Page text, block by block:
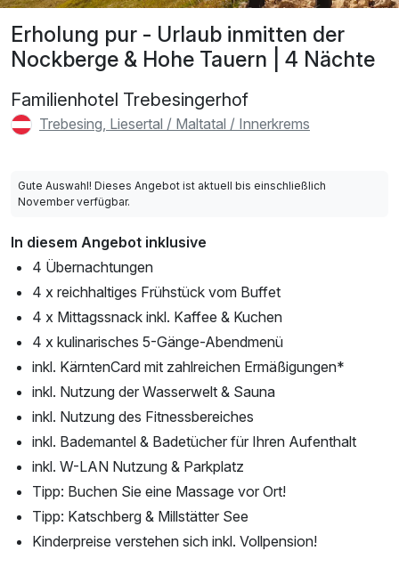
Erholung pur - Urlaub inmitten der
Nockberge & Hohe Tauern | 4 Nächte
Familienhotel Trebesingerhof
Trebesing, Liesertal / Maltatal / Innerkrems
Gute Auswahl! Dieses Angebot ist aktuell bis einschließlich
November verfügbar.
In diesem Angebot inklusive
4 Übernachtungen
4 x reichhaltiges Frühstück vom Buffet
4 x Mittagssnack inkl. Kaffee & Kuchen
4 x kulinarisches 5-Gänge-Abendmenü
inkl. KärntenCard mit zahlreichen Ermäßigungen*
inkl. Nutzung der Wasserwelt & Sauna
inkl. Nutzung des Fitnessbereiches
inkl. Bademantel & Badetücher für Ihren Aufenthalt
inkl. W-LAN Nutzung & Parkplatz
Tipp: Buchen Sie eine Massage vor Ort!
Tipp: Katschberg & Millstätter See
Kinderpreise verstehen sich inkl. Vollpension!